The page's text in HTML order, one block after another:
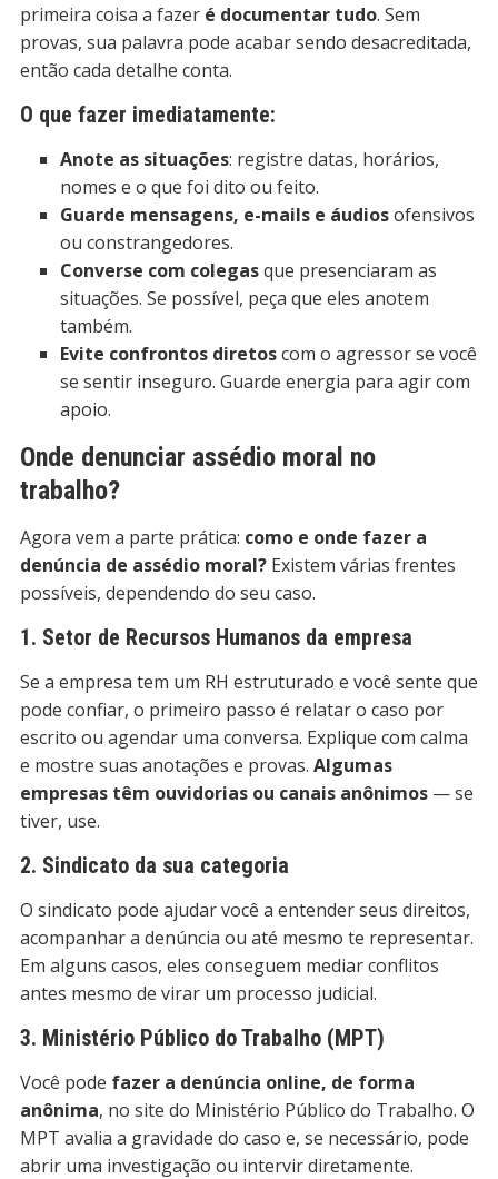
primeira coisa a fazer é documentar tudo. Sem
provas, sua palavra pode acabar sendo desacreditada,
então cada detalhe conta.
O que fazer imediatamente:
Anote as situações: registre datas, horários,
nomes e o que foi dito ou feito.
Guarde mensagens, e-mails e áudiosofensivos
ou constrangedores.
Converse com colegasque presenciaram as
situações. Se possível, peça que eles anotem
também.
Evite confrontos diretoscom o agressor se você
se sentir inseguro. Guarde energia para agir com
apoio.
Onde denunciar assédio moral no
trabalho?
Agora vem a parte prática: como e onde fazer a
denúncia de assédio moral?Existem várias frentes
possíveis, dependendo do seu caso.
1. Setor de Recursos Humanos da empresa
Se a empresa tem um RH estruturado e você sente que
pode confiar, o primeiro passo é relatar o caso por
escrito ou agendar uma conversa. Explique com calma
e mostre suas anotações e provas. Algumas
empresas têm ouvidorias ou canais anônimos— se
tiver, use.
2. Sindicato da sua categoria
O sindicato pode ajudar você a entender seus direitos,
acompanhar a denúncia ou até mesmo te representar.
Em alguns casos, eles conseguem mediar conflitos
antes mesmo de virar um processo judicial.
3. Ministério Público do Trabalho (MPT)
Você pode fazer a denúncia online, de forma
anônima, no site do Ministério Público do Trabalho. O
MPT avalia a gravidade do caso e, se necessário, pode
abrir uma investigação ou intervir diretamente.